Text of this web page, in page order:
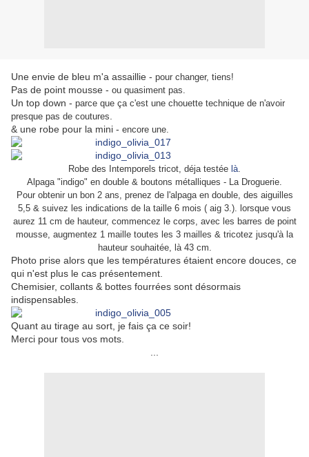
Une envie de bleu m'a assaillie - pour changer, tiens!
Pas de point mousse - ou quasiment pas.
Un top down - parce que ça c'est une chouette technique de n'avoir
presque pas de coutures
& une robe pour la mini - encore une.
Robe des Intemporels tricot, déja testée là.
Alpaga "indigo" en double & boutons métalliques - La Droguerie.
Pour obtenir un bon 2 ans, prenez de l'alpaga en double, des aiguilles
5,5 & suivez les indications de la taille 6 mois ( aig 3.). lorsque vous
aurez 11 cm de hauteur, commencez le corps, avec les barres de point
mousse, augmentez 1 maille toutes les 3 mailles & tricotez jusqu'à la
hauteur souhaitée, là 43 cm.
Photo prise alors que les températures étaient encore douces, ce
qui n'est plus le cas présentement.
Chemisier, collants & bottes fourrées sont désormais
indispensables.
Quant au tirage au sort, je fais ça ce soir!
Merci pour tous vos mots.